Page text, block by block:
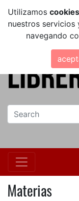
Utilizamos cookies
nuestros servicios
navegando
Materias